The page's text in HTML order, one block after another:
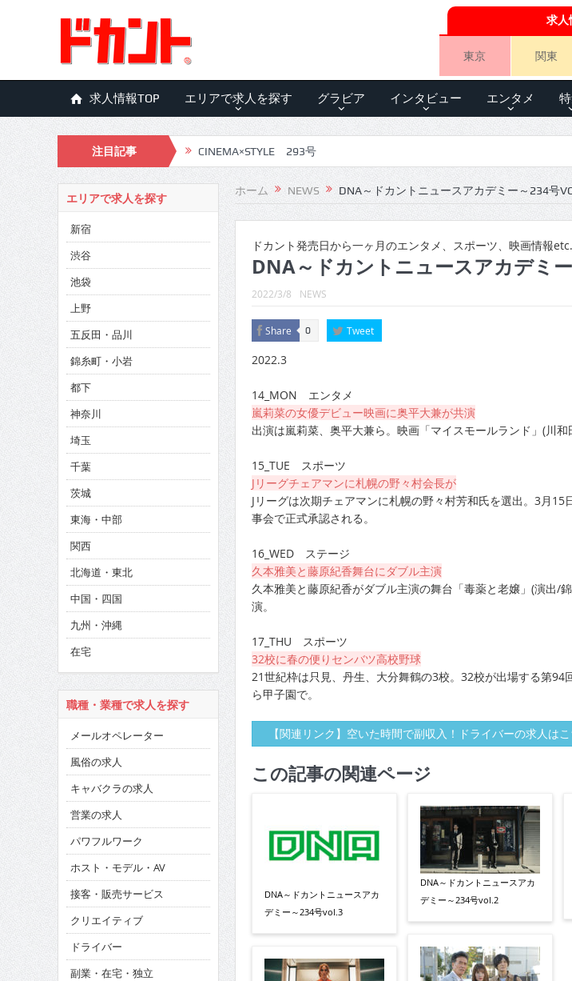
求人
東京 関東
求人情報TOP エリアで求人を探す グラビア インタビュー エンタメ
注目記事
CINEMA×STYLE 293号
CINEMA×STYLE 292号
CINEMA×STYLE 291号
CINEMA×STYLE 290号
CINEMA×STYLE 289号
CINEMA×STYLE 288号
CINEMA×STYLE 287号
CINEMA×STYLE 286号
CINEMA×STYLE 285号
CINEMA×STYLE 294号
ホーム NEWS DNA～ドカントニュースアカデミー～234号
ドカント発売日から一ヶ月のエンタメ、スポーツ、映画情報
DNA～ドカントニュースアカデミ
2022/3/8 NEWS
Share 0 Tweet
2022.3
14_MON エンタメ
嵐莉菜の女優デビュー映画に奥平大兼が共演
出演は嵐莉菜、奥平大兼ら。映画「マイスモールランド」(川和
15_TUE スポーツ
Jリーグチェアマンに札幌の野々村会長が
Jリーグは次期チェアマンに札幌の野々村芳和氏を選出。3月15
事会で正式承認される。
16_WED ステージ
久本雅美と藤原紀香舞台にダブル主演
久本雅美と藤原紀香がダブル主演の舞台「毒薬と老嬢」(演出/
演。
17_THU スポーツ
32校に春の便りセンバツ高校野球
21世紀枠は只見、丹生、大分舞鶴の3校。32校が出場する第94
ら甲子園で。
【関連リンク】空いた時間で副収入！ドライバーの求人は
この記事の関連ページ
DNA～ドカントニュースアカ
デミー～234号vol.3
DNA～ドカントニュースアカ
デミー～234号vol.2
エリアで求人を探す
新宿
渋谷
池袋
上野
五反田・品川
錦糸町・小岩
都下
神奈川
埼玉
千葉
茨城
東海・中部
関西
北海道・東北
中国・四国
九州・沖縄
在宅
職種・業種で求人を探す
メールオペレーター
風俗の求人
キャバクラの求人
営業の求人
パワフルワーク
ホスト・モデル・AV
接客・販売サービス
クリエイティブ
ドライバー
副業・在宅・独立